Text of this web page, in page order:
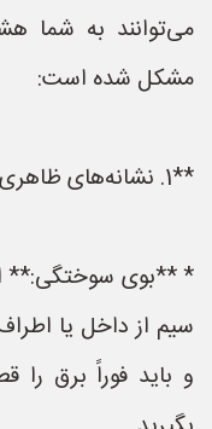
می‌توانند به شما
مشکل شده است:
**1. نشانه‌های ظاهری:**
* **بوی سوختگی:**
سیم از داخل یا
و باید فوراً برق